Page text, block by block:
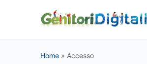
Home » Accesso